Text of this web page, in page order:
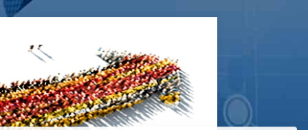
unserer Website. Einige von ihnen sind essenziell, während andere uns
Ihre Erfahrung zu verbessern.
alt sind und Ihre Zustimmung zu freiwilligen Diensten geben möchten,
um Erlaubnis bitten.